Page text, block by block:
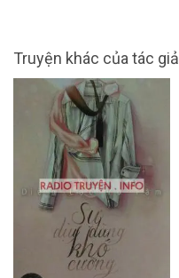
Truyện khác của tác giả